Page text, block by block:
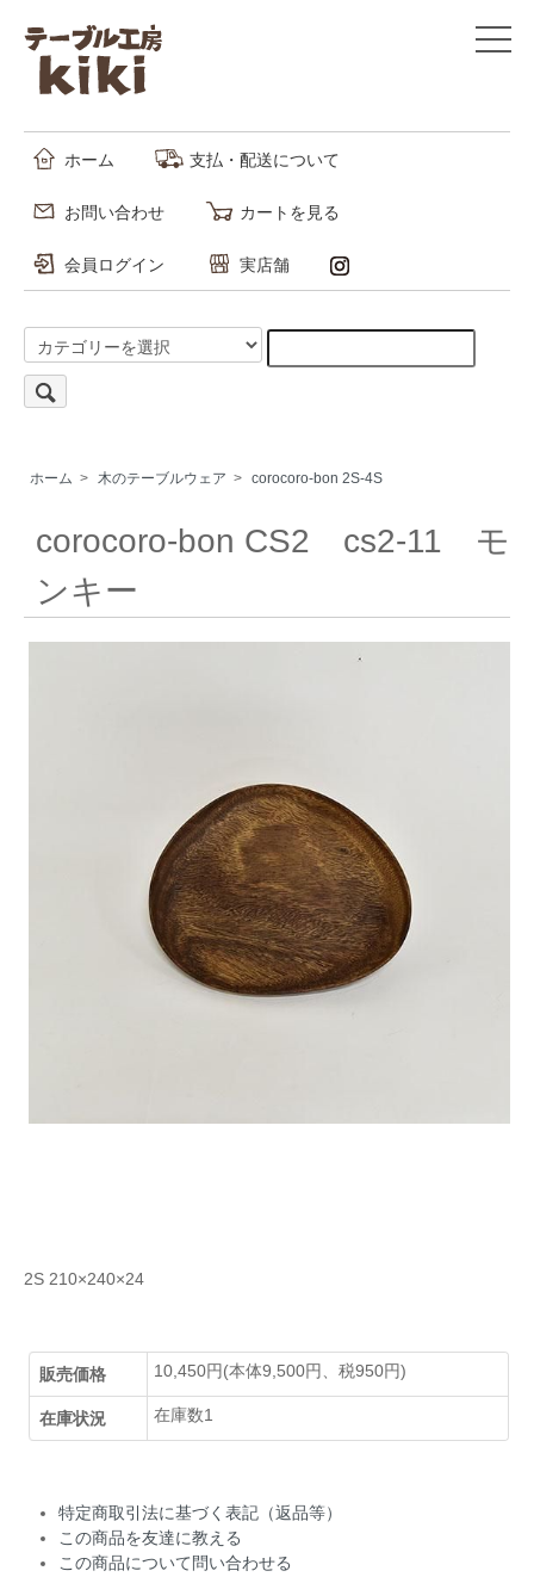
ホーム 支払・配送について
お問い合わせ カートを見る
会員ログイン 実店舗
ホーム > 木のテーブルウェア > corocoro-bon 2S-4S
corocoro-bon CS2 cs2-11 モ
ンキー
2S 210×240×24
販売価格 10,450円(本体9,500円、税950円)
在庫状況 在庫数1
特定商取引法に基づく表記（返品等）
この商品を友達に教える
この商品について問い合わせる